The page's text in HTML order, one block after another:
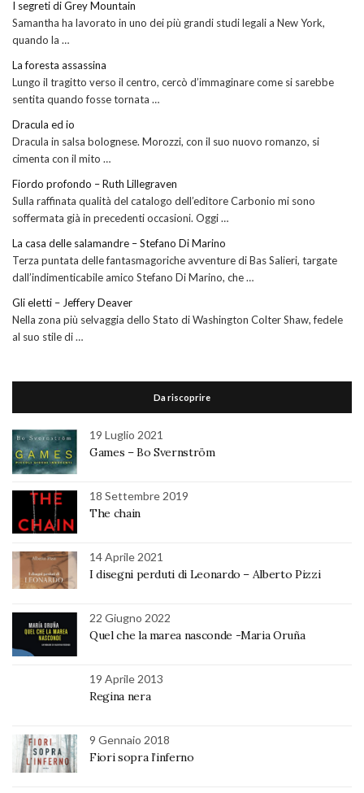
I segreti di Grey Mountain
Samantha ha lavorato in uno dei più grandi studi legali a New York,
quando la …
La foresta assassina
Lungo il tragitto verso il centro, cercò d’immaginare come si sarebbe
sentita quando fosse tornata …
Dracula ed io
Dracula in salsa bolognese. Morozzi, con il suo nuovo romanzo, si
cimenta con il mito …
Fiordo profondo – Ruth Lillegraven
Sulla raffinata qualità del catalogo dell’editore Carbonio mi sono
soffermata già in precedenti occasioni. Oggi …
La casa delle salamandre – Stefano Di Marino
Terza puntata delle fantasmagoriche avventure di Bas Salieri, targate
dall’indimenticabile amico Stefano Di Marino, che …
Gli eletti – Jeffery Deaver
Nella zona più selvaggia dello Stato di Washington Colter Shaw, fedele
al suo stile di …
Da riscoprire
19 Luglio 2021
Games – Bo Svernström
18 Settembre 2019
The chain
14 Aprile 2021
I disegni perduti di Leonardo – Alberto Pizzi
22 Giugno 2022
Quel che la marea nasconde -Maria Oruña
19 Aprile 2013
Regina nera
9 Gennaio 2018
Fiori sopra l’inferno